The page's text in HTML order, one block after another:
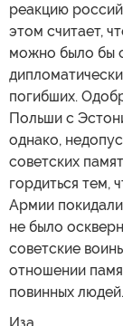
реакцию
этом считает,
можно было бы
погибших.
Польши с
однако,
советских
гордиться тем,
Армии
не было
советские
отношении
повинных людей.